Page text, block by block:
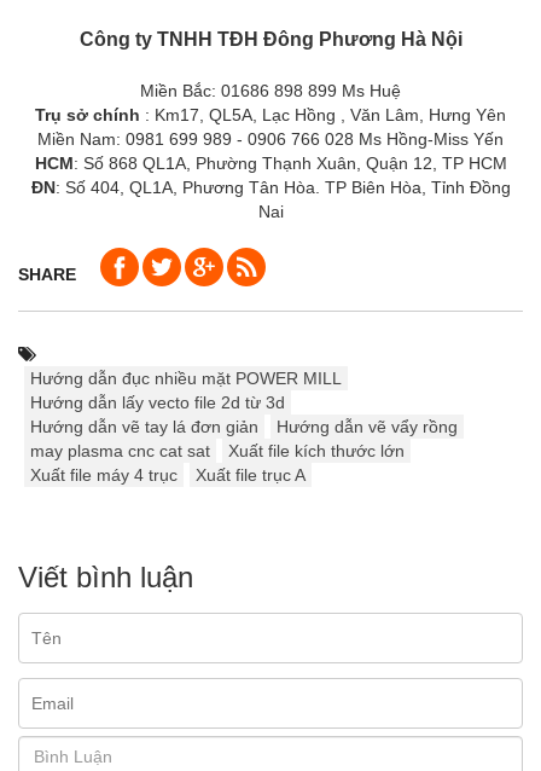
Công ty TNHH TĐH Đông Phương Hà Nội
Miền Bắc: 01686 898 899 Ms Huệ
Trụ sở chính : Km17, QL5A, Lạc Hồng , Văn Lâm, Hưng Yên
Miền Nam: 0981 699 989 - 0906 766 028 Ms Hồng-Miss Yến
HCM: Số 868 QL1A, Phường Thạnh Xuân, Quận 12, TP HCM
ĐN: Số 404, QL1A, Phương Tân Hòa. TP Biên Hòa, Tỉnh Đồng
Nai
SHARE
Hướng dẫn đục nhiều mặt POWER MILL
Hướng dẫn lấy vecto file 2d từ 3d
Hướng dẫn vẽ tay lá đơn giản
Hướng dẫn vẽ vẩy rồng
may plasma cnc cat sat
Xuất file kích thước lớn
Xuất file máy 4 trục
Xuất file trục A
Viết bình luận